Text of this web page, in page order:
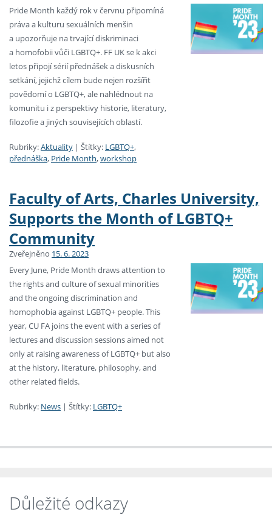
Pride Month každý rok v červnu připomíná
práva a kulturu sexuálních menšin
a upozorňuje na trvající diskriminaci
a homofobii vůči LGBTQ+. FF UK se k akci
letos připojí sérií přednášek a diskusních
setkání, jejichž cílem bude nejen rozšířit
povědomí o LGBTQ+, ale nahlédnout na
komunitu i z perspektivy historie, literatury,
filozofie a jiných souvisejících oblastí.
Rubriky:Aktuality | Štítky: LGBTQ+,
přednáška, Pride Month,workshop
Faculty of Arts, Charles University,
Supports the Month of LGBTQ+
Community
Zveřejněno 15. 6. 2023
Every June, Pride Month draws attention to
the rights and culture of sexual minorities
and the ongoing discrimination and
homophobia against LGBTQ+ people. This
year, CU FA joins the event with a series of
lectures and discussion sessions aimed not
only at raising awareness of LGBTQ+ but also
at the history, literature, philosophy, and
other related fields.
Rubriky: News | Štítky: LGBTQ+
Důležité odkazy